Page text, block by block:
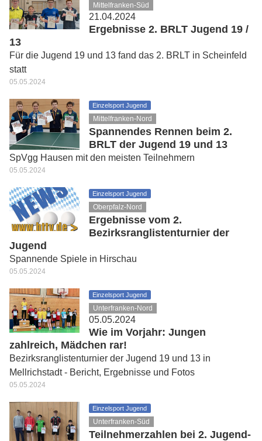
Mittelfranken-Süd
21.04.2024
Ergebnisse 2. BRLT Jugend 19 /
13
Für die Jugend 19 und 13 fand das 2. BRLT in Scheinfeld
statt
05.05.2024
Einzelsport Jugend
Mittelfranken-Nord
Spannendes Rennen beim 2.
BRLT der Jugend 19 und 13
SpVgg Hausen mit den meisten Teilnehmern
05.05.2024
Einzelsport Jugend
Oberpfalz-Nord
Ergebnisse vom 2.
Bezirksranglistenturnier der
Jugend
Spannende Spiele in Hirschau
05.05.2024
Einzelsport Jugend
Unterfranken-Nord
05.05.2024
Wie im Vorjahr: Jungen
zahlreich, Mädchen rar!
Bezirksranglistenturnier der Jugend 19 und 13 in
Mellrichstadt - Bericht, Ergebnisse und Fotos
05.05.2024
Einzelsport Jugend
Unterfranken-Süd
Teilnehmerzahlen bei 2. Jugend-